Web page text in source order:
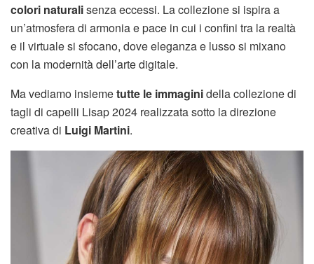
colori naturalisenza eccessi. La collezione si ispira a
un’atmosfera di armonia e pace in cui i confini tra la realtà
e il virtuale si sfocano, dove eleganza e lusso si mixano
con la modernità dell’arte digitale.
Ma vediamo insiemetutte le immaginidella collezione di
tagli di capelli Lisap 2024 realizzata sotto la direzione
creativa di Luigi Martini.